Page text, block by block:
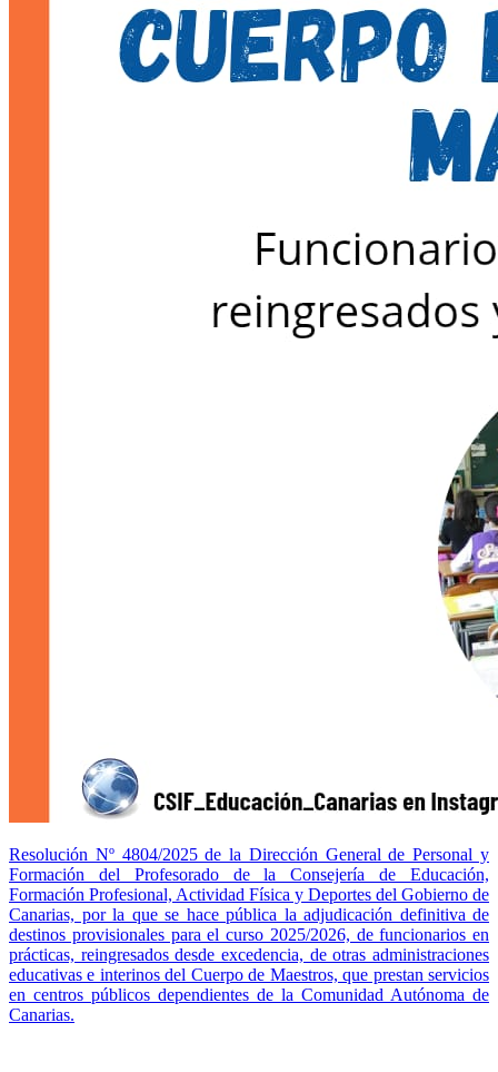
Resolución Nº 4804/2025 de la Dirección General de Personal y
Formación del Profesorado de la Consejería de Educación,
Formación Profesional, Actividad Física y Deportes del Gobierno de
Canarias, por la que se hace pública la adjudicación definitiva de
destinos provisionales para el curso 2025/2026, de funcionarios en
prácticas, reingresados desde excedencia, de otras administraciones
educativas e interinos del Cuerpo de Maestros, que prestan servicios
en centros públicos dependientes de la Comunidad Autónoma de
Canarias.